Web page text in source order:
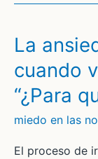
a
la
crisis
de
salud
fuera
La
cuando
“¿Para
miedo en las
El proceso de